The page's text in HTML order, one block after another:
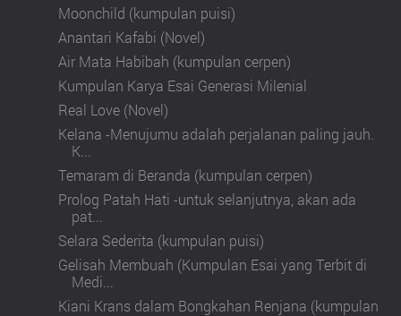
Moonchild (kumpulan puisi)
Anantari Kafabi (Novel)
Air Mata Habibah (kumpulan cerpen)
Kumpulan Karya Esai Generasi Milenial
Real Love (Novel)
Kelana -Menujumu adalah perjalanan paling jauh.
K...
Temaram di Beranda (kumpulan cerpen)
Prolog Patah Hati -untuk selanjutnya, akan ada
pat...
Selara Sederita (kumpulan puisi)
Gelisah Membuah (Kumpulan Esai yang Terbit di
Medi...
Kiani Krans dalam Bongkahan Renjana (kumpulan